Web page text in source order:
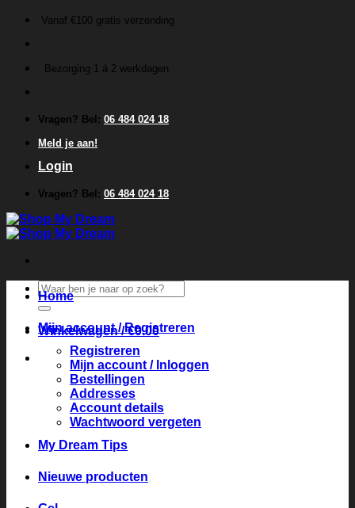
inhoud
Vanaf €100 gratis verzending
Bezorging 1 á 2 werkdagen
Vragen? Bel: 06 484 024 18
Meld je aan!
Login
Vragen? Bel: 06 484 024 18
Zoeken
naar:
Winkelwagen /€0.00
Home
Mijn account / Registreren
Registreren
Mijn account / Inloggen
Bestellingen
Addresses
Account details
Wachtwoord vergeten
My Dream Tips
Nieuwe producten